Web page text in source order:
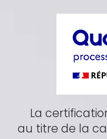
La
au titre de la